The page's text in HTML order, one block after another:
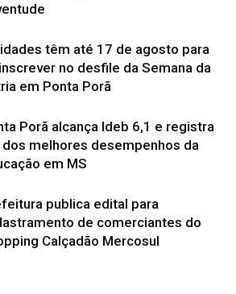
têm até 17 de agosto para
no desfile da Semana da
em Ponta Porã
Porã alcança Ideb 6,1 e registra
dos melhores desempenhos da
em MS
publica edital para
de comerciantes do
Calçadão Mercosul